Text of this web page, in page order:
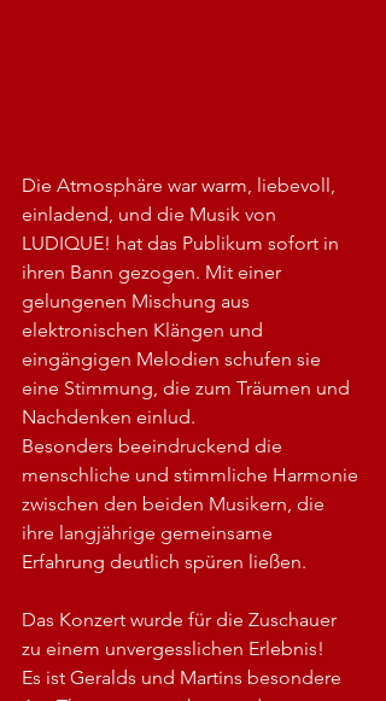
Die Atmosphäre war warm, liebevoll,
einladend, und die Musik von
LUDIQUE! hat das Publikum sofort in
ihren Bann gezogen. Mit einer
gelungenen Mischung aus
elektronischen Klängen und
eingängigen Melodien schufen sie
eine Stimmung, die zum Träumen und
Nachdenken einlud.
Besonders beeindruckend die
menschliche und stimmliche Harmonie
zwischen den beiden Musikern, die
ihre langjährige gemeinsame
Erfahrung deutlich spüren ließen.
Das Konzert wurde für die Zuschauer
zu einem unvergesslichen Erlebnis!
Es ist Geralds und Martins besondere